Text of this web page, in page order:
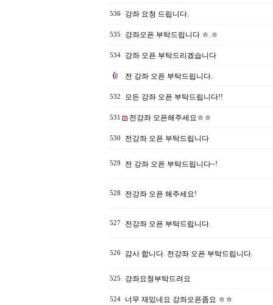
536 강좌 요청 드립니다.
535 강좌오픈 부탁드립니다 ㅎ.ㅎ
534 강좌 오픈 부탁드리겠습니다
전 강좌 오픈 부탁드립니다.
532 모든 강좌 오픈 부탁드립니다!!
531 전강좌 오픈해주세요ㅎㅎ
530 전강좌 오픈 부탁드립니다
529 전 강좌 오픈 부탁드립니다~!
528 전강좌 오픈 해주세요!
527 전강좌 오픈 부탁드립니다.
526 감사 합니다. 전강좌 오픈 부탁드립니다.
525 강좌요청부탁드려요
524 너무 재밌네요 강좌오픈좀요 ㅎㅎ